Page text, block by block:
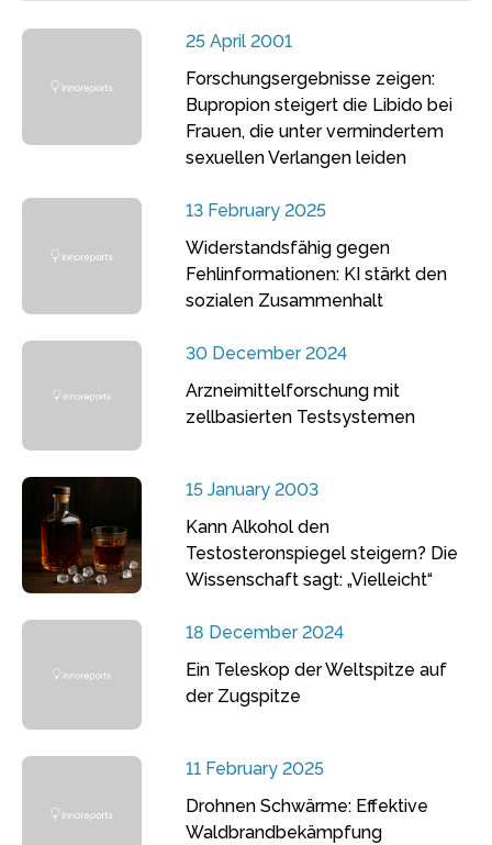
25 April 2001
Forschungsergebnisse zeigen:
Bupropion steigert die Libido bei
Frauen, die unter vermindertem
sexuellen Verlangen leiden
13 February 2025
Widerstandsfähig gegen
Fehlinformationen: KI stärkt den
sozialen Zusammenhalt
30 December 2024
Arzneimittelforschung mit
zellbasierten Testsystemen
15 January 2003
Kann Alkohol den
Testosteronspiegel steigern? Die
Wissenschaft sagt: „Vielleicht“
18 December 2024
Ein Teleskop der Weltspitze auf
der Zugspitze
11 February 2025
Drohnen Schwärme: Effektive
Waldbrandbekämpfung